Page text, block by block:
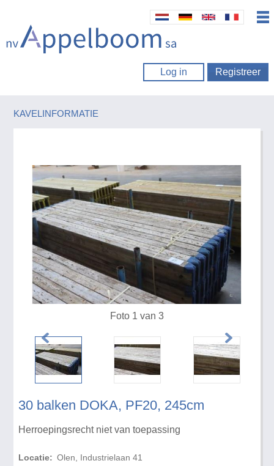
Log in Registreer
KAVELINFORMATIE
30 balken DOKA, PF20, 245cm
Herroepingsrecht niet van toepassing
Locatie: Olen, Industrielaan 41
Foto 1 van 3